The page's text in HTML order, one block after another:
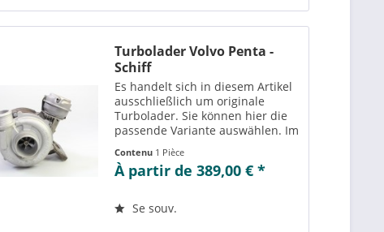
Turbolader Volvo Penta -
Schiff
Es handelt sich in diesem Artikel
ausschließlich um originale
Turbolader. Sie können hier die
passende Variante auswählen. Im
Reiter „Vergleichs-/
Teilenummern“ können Sie die zu
der ausgewählten Variante
einsehen....
Contenu 1 Pièce
À partir de 389,00 € *
Se souv.